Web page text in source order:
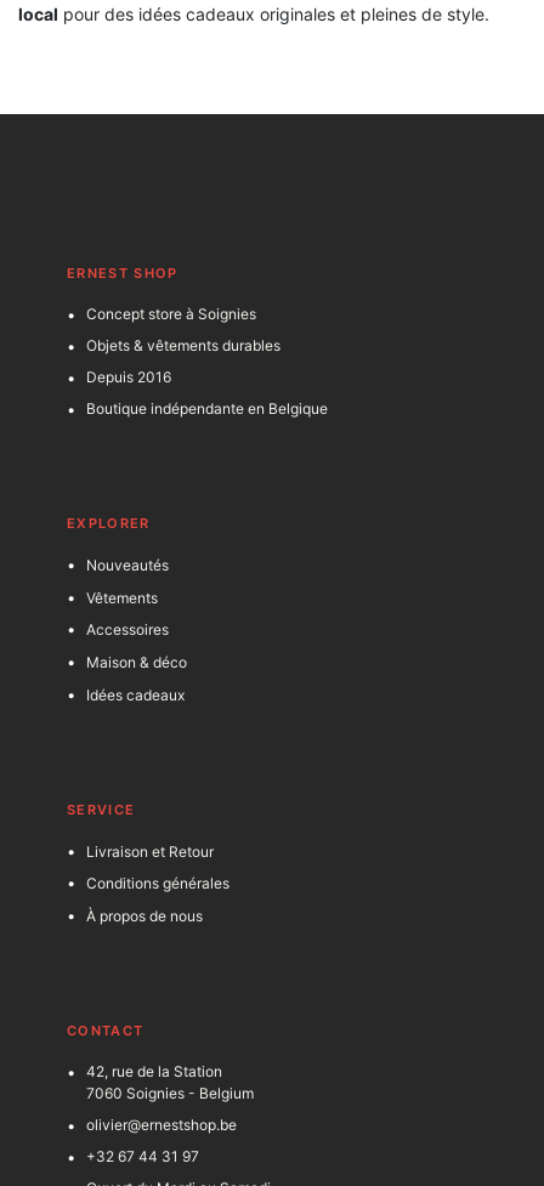
local pour des idées cadeaux originales et pleines de style.
ERNEST SHOP
Concept store à Soignies
Objets & vêtements durables
Depuis 2016
Boutique indépendante en Belgique
EXPLORER
Nouveautés
Vêtements
Accessoires
Maison & déco
Idées cadeaux
SERVICE
Livraison et Retour
Conditions générales
À propos de nous
CONTACT
42, rue de la Station
7060 Soignies - Belgium
olivier@ernestshop.be
+32 67 44 31 97